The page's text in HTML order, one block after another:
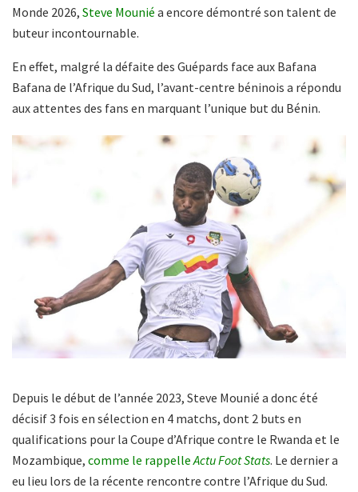
Monde 2026, Steve Mounié a encore démontré son talent de
buteur incontournable.
En effet, malgré la défaite des Guépards face aux Bafana
Bafana de l’Afrique du Sud, l’avant-centre béninois a répondu
aux attentes des fans en marquant l’unique but du Bénin.
Depuis le début de l’année 2023, Steve Mounié a donc été
décisif 3 fois en sélection en 4 matchs, dont 2 buts en
qualifications pour la Coupe d’Afrique contre le Rwanda et le
Mozambique, comme le rappelleActu Foot Stats. Le dernier a
eu lieu lors de la récente rencontre contre l’Afrique du Sud.